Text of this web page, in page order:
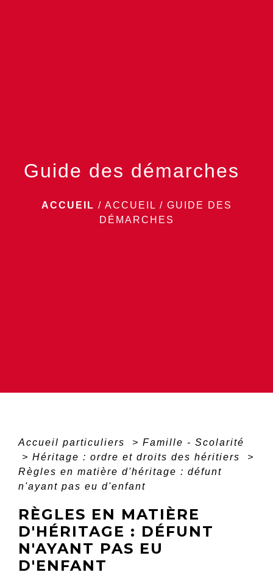
Guide des démarches
ACCUEIL / ACCUEIL / GUIDE DES
DÉMARCHES
Accueil particuliers > Famille - Scolarité
> Héritage : ordre et droits des héritiers
>
Règles en matière d'héritage : défunt
n'ayant pas eu d'enfant
RÈGLES EN MATIÈRE
D'HÉRITAGE : DÉFUNT
N'AYANT PAS EU
D'ENFANT